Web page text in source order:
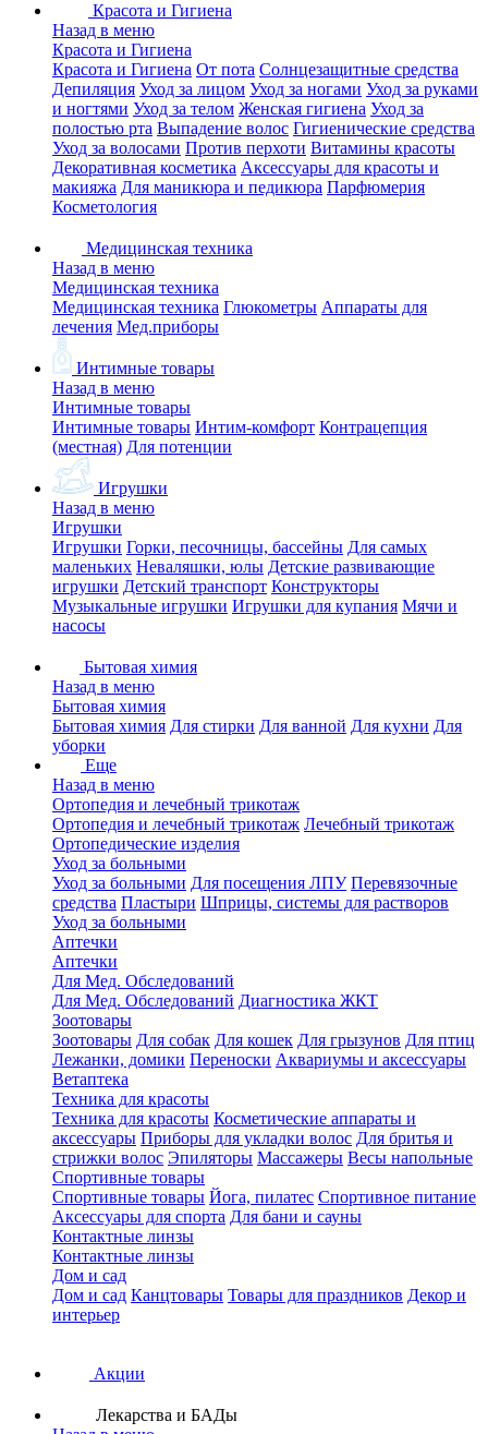
Красота и Гигиена
Назад в меню
Красота и Гигиена
Красота и Гигиена От пота Солнцезащитные средства
Депиляция Уход за лицом Уход за ногами Уход за руками
и ногтями Уход за телом Женская гигиена Уход за
полостью рта Выпадение волос Гигиенические средства
Уход за волосами Против перхоти Витамины красоты
Декоративная косметика Аксессуары для красоты и
макияжа Для маникюра и педикюра Парфюмерия
Косметология
Медицинская техника
Назад в меню
Медицинская техника
Медицинская техника Глюкометры Аппараты для
лечения Мед.приборы
Интимные товары
Назад в меню
Интимные товары
Интимные товары Интим-комфорт Контрацепция
(местная) Для потенции
Игрушки
Назад в меню
Игрушки
Игрушки Горки, песочницы, бассейны Для самых
маленьких Неваляшки, юлы Детские развивающие
игрушки Детский транспорт Конструкторы
Музыкальные игрушки Игрушки для купания Мячи и
насосы
Бытовая химия
Назад в меню
Бытовая химия
Бытовая химия Для стирки Для ванной Для кухни Для
уборки
Еще
Назад в меню
Ортопедия и лечебный трикотаж
Ортопедия и лечебный трикотаж Лечебный трикотаж
Ортопедические изделия
Уход за больными
Уход за больными Для посещения ЛПУ Перевязочные
средства Пластыри Шприцы, системы для растворов
Уход за больными
Аптечки
Аптечки
Для Мед. Обследований
Для Мед. Обследований Диагностика ЖКТ
Зоотовары
Зоотовары Для собак Для кошек Для грызунов Для птиц
Лежанки, домики Переноски Аквариумы и аксессуары
Ветаптека
Техника для красоты
Техника для красоты Косметические аппараты и
аксессуары Приборы для укладки волос Для бритья и
стрижки волос Эпиляторы Массажеры Весы напольные
Спортивные товары
Спортивные товары Йога, пилатес Спортивное питание
Аксессуары для спорта Для бани и сауны
Контактные линзы
Контактные линзы
Дом и сад
Дом и сад Канцтовары Товары для праздников Декор и
интерьер
Акции
Лекарства и БАДы